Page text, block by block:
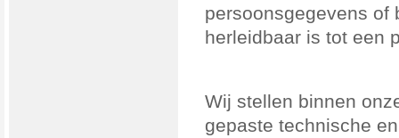
persoonsgegevens of
herleidbaar is tot een
Wij stellen binnen
gepaste technische